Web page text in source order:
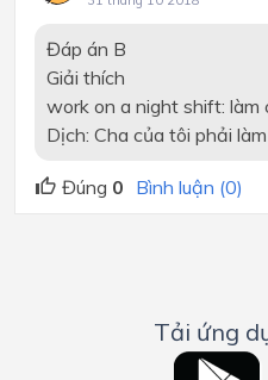
Đáp án B
Giải thích
work on a night shift: làm
Dịch: Cha của tôi phải
Đúng 0 Bình luận (0)
Tải ứng